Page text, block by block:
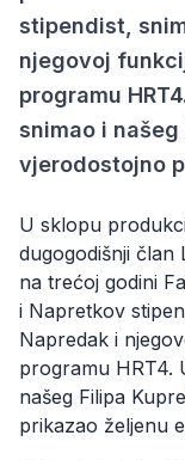
stipendist,
njegovoj
programu
snimao i
vjerodostojno
U sklopu
dugogodišnji član
na trećoj godini
i Napretkov
Napredak i
programu HRT4.
našeg Filipa
prikazao željenu